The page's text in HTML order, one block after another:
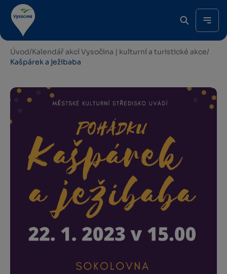
Úvod/Kalendář akcí Vysočina | kulturní a turistické akce/
Kašpárek a ježibaba